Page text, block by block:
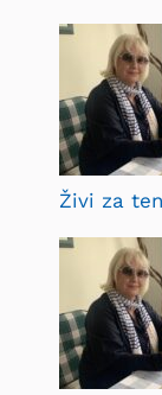
Živi za